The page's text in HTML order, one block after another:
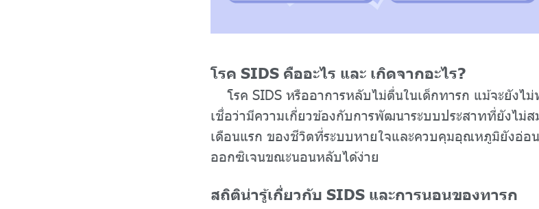
โรค SIDS คืออะไร และ เกิดจากอะไร?
โรค SIDS หรืออาการหลับไม่ตื่นในเด็กทารก แม้จะยังไ
เชื่อว่ามีความเกี่ยวข้องกับการพัฒนาระบบประสาทที่ยังไม่
เดือนแรก ของชีวิตที่ระบบหายใจและควบคุมอุณหภูมิยังอ่อ
ออกซิเจนขณะนอนหลับได้ง่าย
สถิติน่ารู้เกี่ยวกับ SIDS และการนอนของทารก